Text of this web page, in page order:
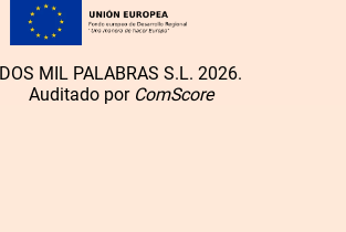
DOS MIL PALABRAS S.L. 2026.
Auditado por ComScore